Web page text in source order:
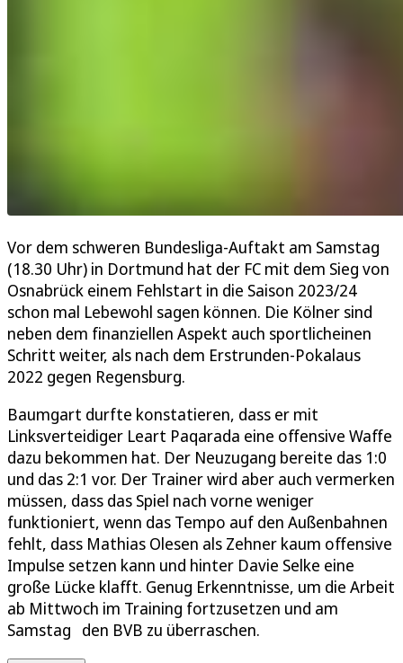
Vor dem schweren Bundesliga-Auftakt am Samstag
(18.30 Uhr) in Dortmund hat der FC mit dem Sieg von
Osnabrück einem Fehlstart in die Saison 2023/24
schon mal Lebewohl sagen können. Die Kölner sind
neben dem finanziellen Aspekt auch sportlicheinen
Schritt weiter, als nach dem Erstrunden-Pokalaus
2022 gegen Regensburg.
Baumgart durfte konstatieren, dass er mit
Linksverteidiger Leart Paqarada eine offensive Waffe
dazu bekommen hat. Der Neuzugang bereite das 1:0
und das 2:1 vor. Der Trainer wird aber auch vermerken
müssen, dass das Spiel nach vorne weniger
funktioniert, wenn das Tempo auf den Außenbahnen
fehlt, dass Mathias Olesen als Zehner kaum offensive
Impulse setzen kann und hinter Davie Selke eine
große Lücke klafft. Genug Erkenntnisse, um die Arbeit
ab Mittwoch im Training fortzusetzen und am
Samstag den BVB zu überraschen.